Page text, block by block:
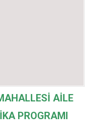
AİLE
PROGRAMI